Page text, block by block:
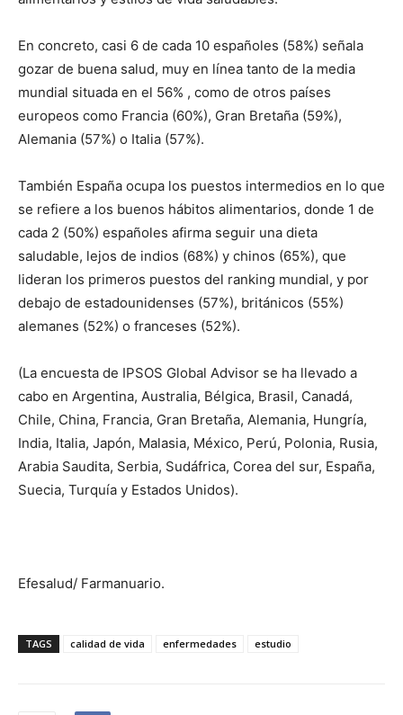
En concreto, casi 6 de cada 10 españoles (58%) señala
gozar de buena salud, muy en línea tanto de la media
mundial situada en el 56% , como de otros países
europeos como Francia (60%), Gran Bretaña (59%),
Alemania (57%) o Italia (57%).
También España ocupa los puestos intermedios en lo que
se refiere a los buenos hábitos alimentarios, donde 1 de
cada 2 (50%) españoles afirma seguir una dieta
saludable, lejos de indios (68%) y chinos (65%), que
lideran los primeros puestos del ranking mundial, y por
debajo de estadounidenses (57%), británicos (55%)
alemanes (52%) o franceses (52%).
(La encuesta de IPSOS Global Advisor se ha llevado a
cabo en Argentina, Australia, Bélgica, Brasil, Canadá,
Chile, China, Francia, Gran Bretaña, Alemania, Hungría,
India, Italia, Japón, Malasia, México, Perú, Polonia, Rusia,
Arabia Saudita, Serbia, Sudáfrica, Corea del sur, España,
Suecia, Turquía y Estados Unidos).
Efesalud/ Farmanuario.
TAGS calidad de vida enfermedades estudio